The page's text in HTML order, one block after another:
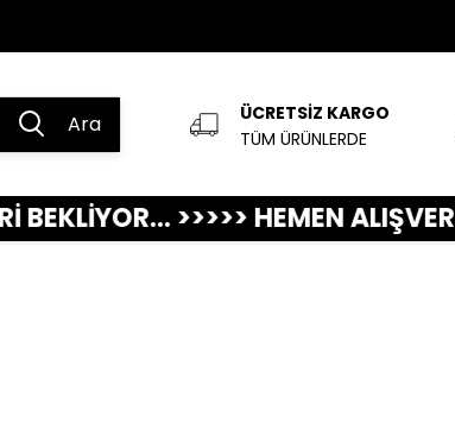
Ara
ÜCRETSİZ KARGO
TÜM ÜRÜNLERDE
HEMEN ALIŞVERİŞE BAŞLA.. >>>>>